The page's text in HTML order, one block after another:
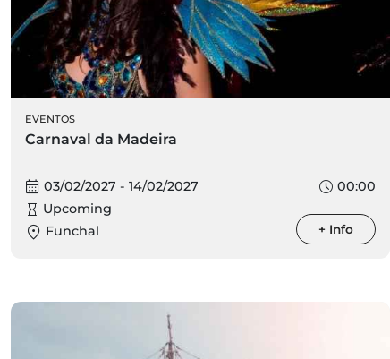
EVENTOS
Carnaval da Madeira
03/02/2027 - 14/02/2027
00:00
Upcoming
Funchal
+ Info